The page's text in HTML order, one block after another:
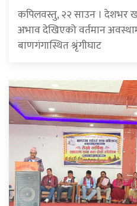
कपिलवस्तु, २२ साउन । देशभर
अभाव देखिएको वर्तमान
बाणगंगास्थित श्रृंगीघाट